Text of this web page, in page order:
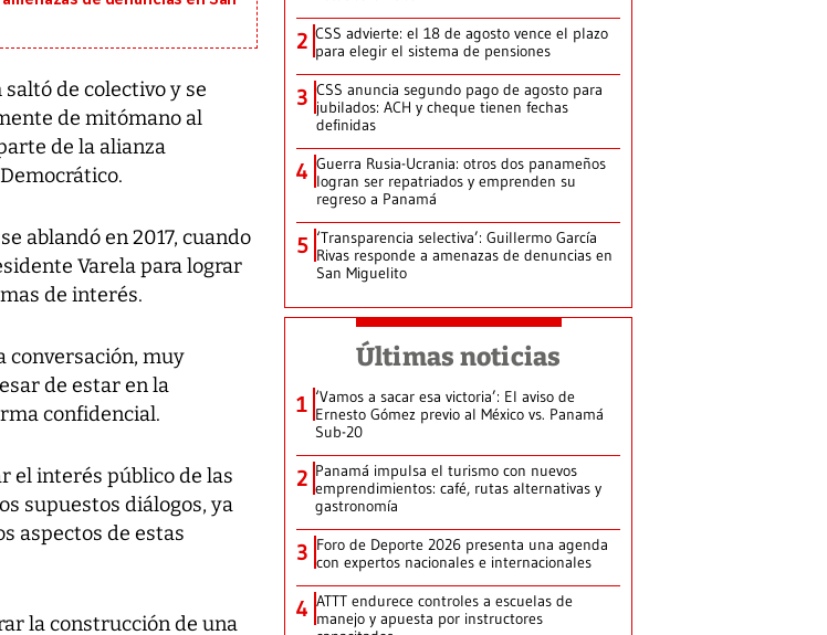
de colectivo y se
de mitómano al
de la alianza
ablandó en 2017, cuando
Varela para lograr
de interés.
conversación, muy
de estar en la
confidencial.
el interés público de las
supuestos diálogos, ya
aspectos de estas
la construcción de una
2 CSS advierte: el 18 de agosto vence el plazo
para elegir el sistema de pensiones
3 CSS anuncia segundo pago de agosto para
jubilados: ACH y cheque tienen fechas
definidas
4 Guerra Rusia-Ucrania: otros dos panameños
logran ser repatriados y emprenden su
regreso a Panamá
5 ‘Transparencia selectiva’: Guillermo García
Rivas responde a amenazas de denuncias en
San Miguelito
Últimas noticias
1 ‘Vamos a sacar esa victoria’: El aviso de
Ernesto Gómez previo al México vs. Panamá
Sub-20
2 Panamá impulsa el turismo con nuevos
emprendimientos: café, rutas alternativas y
gastronomía
3 Foro de Deporte 2026 presenta una agenda
con expertos nacionales e internacionales
4 ATTT endurece controles a escuelas de
manejo y apuesta por instructores